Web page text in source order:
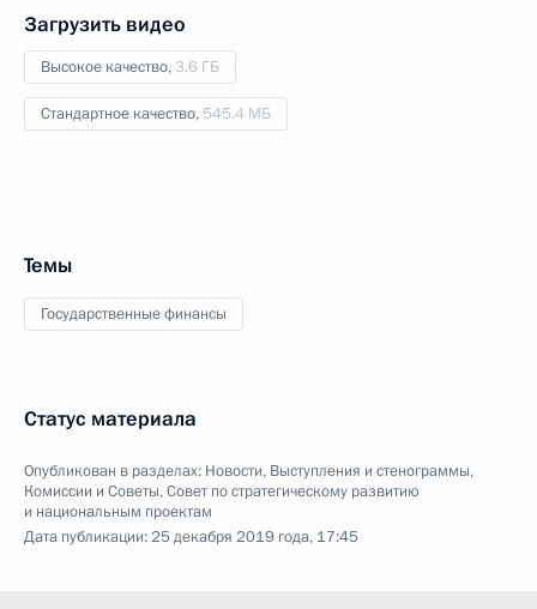
Загрузить видео
Высокое качество, 3.6 ГБ
Стандартное качество, 545.4 МБ
Темы
Государственные финансы
Статус материала
Опубликован в разделах: Новости, Выступления и стенограммы,
Комиссии и Советы,Совет по стратегическому развитию
и национальным проектам
Дата публикации:25 декабря 2019 года, 17:45